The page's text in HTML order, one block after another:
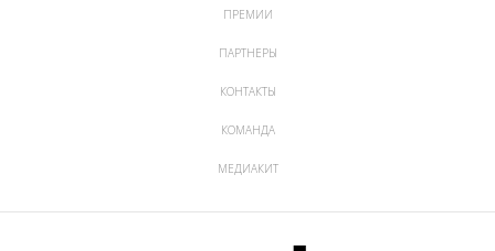
ПРЕМИИ
ПАРТНЕРЫ
КОНТАКТЫ
КОМАНДА
МЕДИАКИТ